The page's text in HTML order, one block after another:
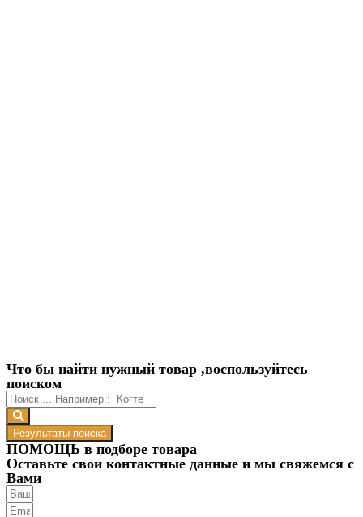
Что бы найти нужный товар ,воспользуйтесь
поиском
Результаты поиска
ПОМОЩЬ в подборе товара
Оставьте свои контактные данные и мы свяжемся с
Вами